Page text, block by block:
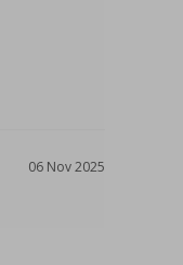
06 Nov 2025